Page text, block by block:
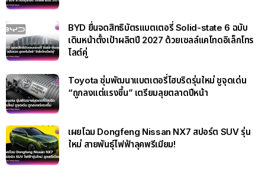
BYD ยื่นจดสิทธิบัตรแบตเตอรี่ Solid-state 6 ฉบับ
เดินหน้าตั้งเป้าผลิตปี 2027 ด้วยเซลล์แคโทดอิเล็กโทร
ไลต์คู่
Toyota ซุ่มพัฒนาแบตเตอรี่ไฮบริดรุ่นใหม่ ชูจุดเด่น
“ถูกลงแต่แรงขึ้น” เตรียมลุยตลาดปีหน้า
เผยโฉม Dongfeng Nissan NX7 สปอร์ต SUV รุ่น
ใหม่ สายพันธุ์ไฟฟ้าลุคพรีเมียม!